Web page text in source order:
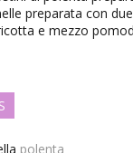
preparata con
e mezzo
polenta